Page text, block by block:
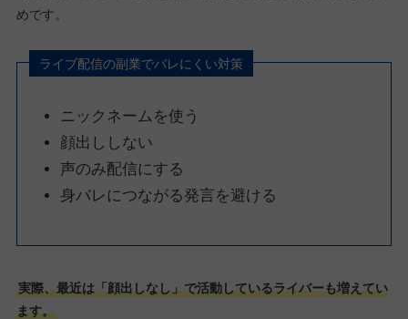
めです。
ライブ配信の副業でバレにくい対策
ニックネームを使う
顔出ししない
声のみ配信にする
身バレにつながる発言を避ける
実際、最近は「顔出しなし」で活動しているライバーも増えてい
ます。